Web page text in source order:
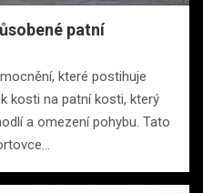
patní
které postihuje
kosti na patní kosti, který
a omezení pohybu. Tato